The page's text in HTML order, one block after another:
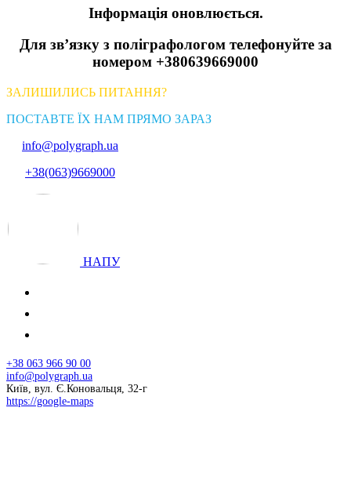
Інформація оновлюється.
Для зв’язку з поліграфологом телефонуйте за
номером +380639669000
ЗАЛИШИЛИСЬ ПИТАННЯ?
ПОСТАВТЕ ЇХ НАМ ПРЯМО ЗАРАЗ
info@polygraph.ua
+38(063)9669000
НАПУ
+38 063 966 90 00
info@polygraph.ua
Київ, вул. Є.Коновальця, 32-г
https://google-maps